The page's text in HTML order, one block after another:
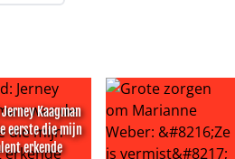
Kaagman
eerste die mijn
erkende